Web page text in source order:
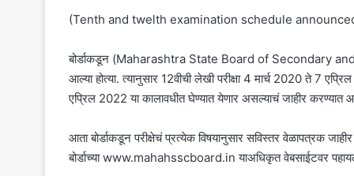
(Tenth and twelth examination schedule
बोर्डाकडून (Maharashtra State Board of Secondary and
आल्या होत्या. त्यानुसार 12वीची लेखी परीक्षा 4 मार्च 2020 ते 7
एप्रिल 2022 या कालावधीत घेण्यात येणार असल्याचं जाहीर करण्यात
आता बोर्डाकडून परीक्षेचं प्रत्येक विषयानुसार सविस्तर वेळापत्रक
बोर्डाच्या www.mahahsscboard.in याअधिकृत वेबसाईटवर